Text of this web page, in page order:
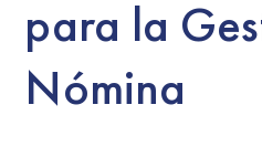
para la
Nómina